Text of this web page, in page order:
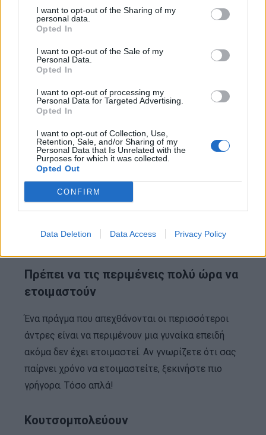
I want to opt-out of the Sharing of my
personal data.
Opted In
I want to opt-out of the Sale of my
Personal Data.
Opted In
I want to opt-out of processing my
Personal Data for Targeted Advertising.
Opted In
I want to opt-out of Collection, Use,
Retention, Sale, and/or Sharing of my
Personal Data that Is Unrelated with the
Purposes for which it was collected.
Opted Out
CONFIRM
Data Deletion Data Access Privacy Policy
επίτηδες, και είναι αρκετά ανθρώπινο να
συγκρίνουμε τον εαυτό μας με άλλους, ωστόσο τα
κατάσταση. Αν ένας άντρας ενδιαφέρεται για
εσάς, δεν χρειάζεται να ασχολήστε με το τι έχουν
οι άλλες γυναίκες παραπάνω από εσάς.
Το παρακάνουν με το make-up
Συγγνώμη κορίτσια, αλλά το να ξοδεύετε 1.000
ευρώ σε καλλυντικά δεν σημαίνει ότι θα βρείτε
και γκόμενο. Σίγουρα έχετε το δικαίωμα να
κάνετε ότι θέλετε για την εμφάνιση σας, ωστόσο
κρύβεται κάτω από τα 100 στρώματα make-up.
Πρέπει να τις περιμένεις πολύ ώρα να
ετοιμαστούν
Ένα πράγμα που απεχθάνονται οι περισσότεροι
άντρες είναι να περιμένουν μια γυναίκα επειδή
ακόμα δεν έχει ετοιμαστεί. Αν γνωρίζετε ότι σας
παίρνει χρόνο να ετοιμαστείτε, ξεκινήστε πιο
γρήγορα. Τόσο απλά!
Κουτσομπολεύουν